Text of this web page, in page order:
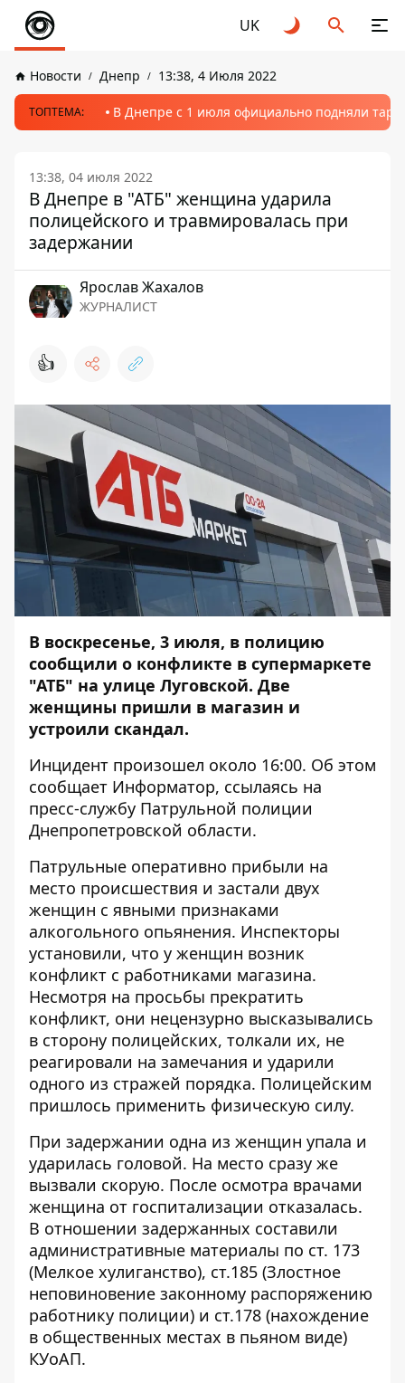
UK
Новости Днепр 13:38, 4 Июля 2022
ТОПТЕМА: В Днепре с 1 июля официально подняли
13:38, 04 июля 2022
В Днепре в "АТБ" женщина ударила
полицейского и травмировалась при
задержании
Ярослав Жахалов
ЖУРНАЛИСТ
👍
В воскресенье, 3 июля, в полицию
сообщили о конфликте в супермаркете
"АТБ" на улице Луговской. Две
женщины пришли в магазин и
устроили скандал.
Инцидент произошел около 16:00. Об этом
сообщает Информатор, ссылаясь на
пресс-службу Патрульной полиции
Днепропетровской области.
Патрульные оперативно прибыли на
место происшествия и застали двух
женщин с явными признаками
алкогольного опьянения. Инспекторы
установили, что у женщин возник
конфликт с работниками магазина.
Несмотря на просьбы прекратить
конфликт, они нецензурно высказывались
в сторону полицейских, толкали их, не
реагировали на замечания и ударили
одного из стражей порядка. Полицейским
пришлось применить физическую силу.
При задержании одна из женщин упала и
ударилась головой. На место сразу же
вызвали скорую. После осмотра врачами
женщина от госпитализации отказалась.
В отношении задержанных составили
административные материалы по ст. 173
(Мелкое хулиганство), ст.185 (Злостное
неповиновение законному распоряжению
работнику полиции) и ст.178 (нахождение
в общественных местах в пьяном виде)
КУоАП.